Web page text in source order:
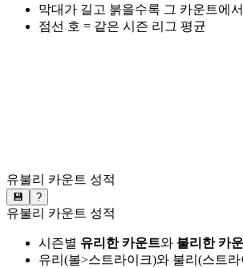
막대가 길고 붉을수록 그 카운트에
점선 호 = 같은 시즌 리그 평균
유불리 카운트 성적
💾 ?
유불리 카운트 성적
시즌별 유리한 카운트와 불리한 카
유리(볼>스트라이크)와 불리(스트